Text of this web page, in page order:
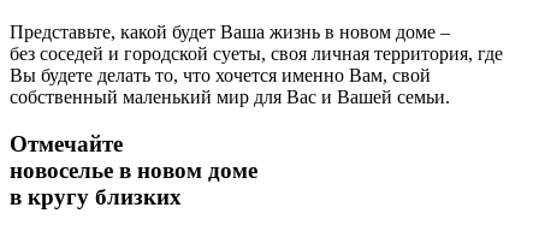
Представьте, какой будет Ваша жизнь в новом доме –
без соседей и городской суеты, своя личная территория, где
Вы будете делать то, что хочется именно Вам, свой
собственный маленький мир для Вас и Вашей семьи.
Отмечайте
новоселье в новом доме
в кругу близких